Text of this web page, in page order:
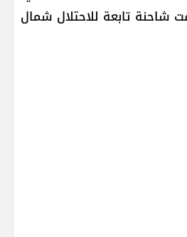
شاحنة تابعة للاحتلال شمال